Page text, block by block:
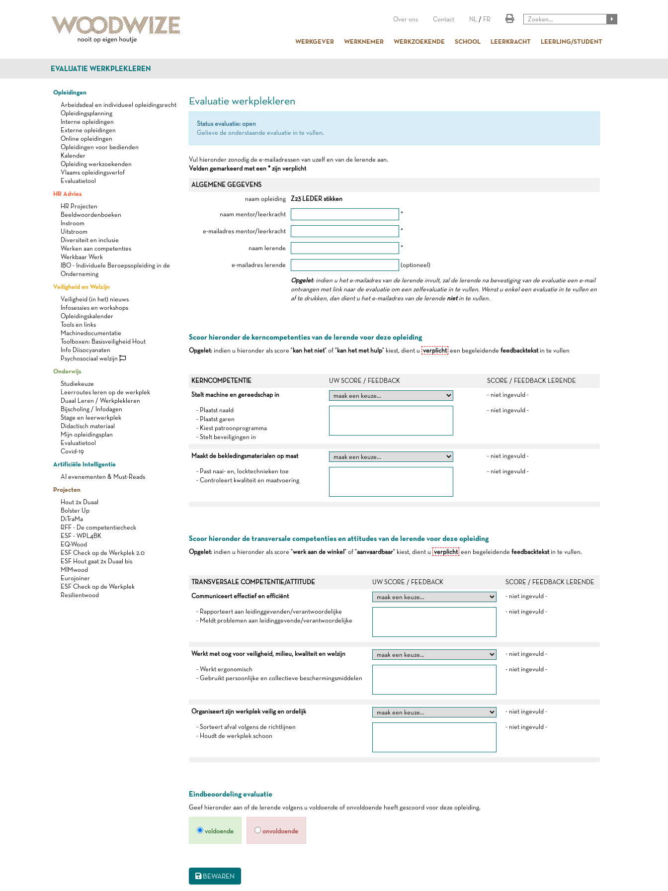
Over ons Contact NL / FR
WERKGEVER WERKNEMER WERKZOEKENDE SCHOOL LEERKRACHT LEERLING/STUDENT
EVALUATIE WERKPLEKLEREN
Opleidingen
Arbeidsdeal en individueel opleidingsrecht
Opleidingsplanning
Interne opleidingen
Externe opleidingen
Online opleidingen
Opleidingen voor bedienden
Kalender
Opleiding werkzoekenden
Vlaams opleidingsverlof
Evaluatietool
HR Advies
HR Projecten
Beeldwoordenboeken
Instroom
Uitstroom
Diversiteit en inclusie
Werken aan competenties
Werkbaar Werk
IBO - Individuele Beroepsopleiding in de
Onderneming
Veiligheid en Welzijn
Veiligheid (in het) nieuws
Infosessies en workshops
Opleidingskalender
Tools en links
Machinedocumentatie
Toolboxen: Basisveiligheid Hout
Info Diisocyanaten
Psychosociaal welzijn
Onderwijs
Studiekeuze
Leerroutes leren op de werkplek
Duaal Leren / Werkplekleren
Bijscholing / Infodagen
Stage en leerwerkplek
Didactisch materiaal
Mijn opleidingsplan
Evaluatietool
Covid-19
Artificiële Intelligentie
AI evenementen & Must-Reads
Projecten
Hout 2x Duaal
Bolster Up
DiTraMa
RFF - De competentiecheck
ESF - WPL4BK
EQ-Wood
ESF Check op de Werkplek 2.0
ESF Hout gaat 2x Duaal bis
MIMwood
Eurojoiner
ESF Check op de Werkplek
Resilientwood
Evaluatie werkplekleren
Status evaluatie: open
Gelieve de onderstaande evaluatie in te vullen.
Vul hieronder zonodig de e-mailadressen van uzelf en van de lerende aan.
Velden gemarkeerd met een * zijn verplicht
ALGEMENE GEGEVENS
naam opleiding
Z23 LEDER stikken
naam mentor/leerkracht *
e-mailadres mentor/leerkracht *
naam lerende *
e-mailadres lerende (optioneel)
Opgelet: indien u het e-mailadres van de lerende invult, zal de lerende na bevestiging van de evaluatie een e-mail
ontvangen met link naar de evaluatie om een zelfevaluatie in te vullen. Wenst u enkel een evaluatie in te vullen en
af te drukken, dan dient u het e-mailadres van de lerende nietin te vullen.
Scoor hieronder de kerncompetenties van de lerende voor deze opleiding
Opgelet: indien u hieronder als score "kan het niet" of "kan het met hulp" kiest, dient u verplichteen begeleidende feedbacktekstin te vullen
KERNCOMPETENTIE UW SCORE / FEEDBACK
SCORE / FEEDBACK LERENDE
Stelt machine en gereedschap in
- niet ingevuld -
- Plaatst naald
- Plaatst garen
- Kiest patroonprogramma
- Stelt beveiligingen in
- niet ingevuld -
Maakt de bekledingsmaterialen op maat - niet ingevuld -
- Past naai- en, locktechnieken toe
- Controleert kwaliteit en maatvoering
- niet ingevuld -
Scoor hieronder de transversale competenties en attitudes van de lerende voor deze opleiding
Opgelet: indien u hieronder als score "werk aan de winkel " of "aanvaardbaar" kiest, dient u verplichteen begeleidende feedbacktekstin te vullen.
TRANSVERSALE COMPETENTIE/ATTITUDE UW SCORE / FEEDBACK
SCORE / FEEDBACK LERENDE
Communiceert effectief en efficiënt
- niet ingevuld -
- Rapporteert aan leidinggevenden/verantwoordelijke
- Meldt problemen aan leidinggevende/verantwoordelijke
- niet ingevuld -
Werkt met oog voor veiligheid, milieu, kwaliteit en welzijn - niet ingevuld -
- Werkt ergonomisch
- Gebruikt persoonlijke en collectieve beschermingsmiddelen
- niet ingevuld -
Organiseert zijn werkplek veilig en ordelijk - niet ingevuld -
- Sorteert afval volgens de richtlijnen
- Houdt de werkplek schoon
- niet ingevuld -
Eindbeoordeling evaluatie
Geef hieronder aan of de lerende volgens u voldoende of onvoldoende heeft gescoord voor deze opleiding.
voldoende onvoldoende
BEWAREN